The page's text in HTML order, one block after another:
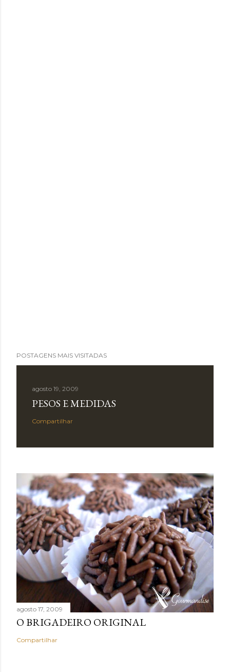
POSTAGENS MAIS VISITADAS
agosto 19, 2009
PESOS E MEDIDAS
Compartilhar
agosto 17, 2009
O BRIGADEIRO ORIGINAL
Compartilhar